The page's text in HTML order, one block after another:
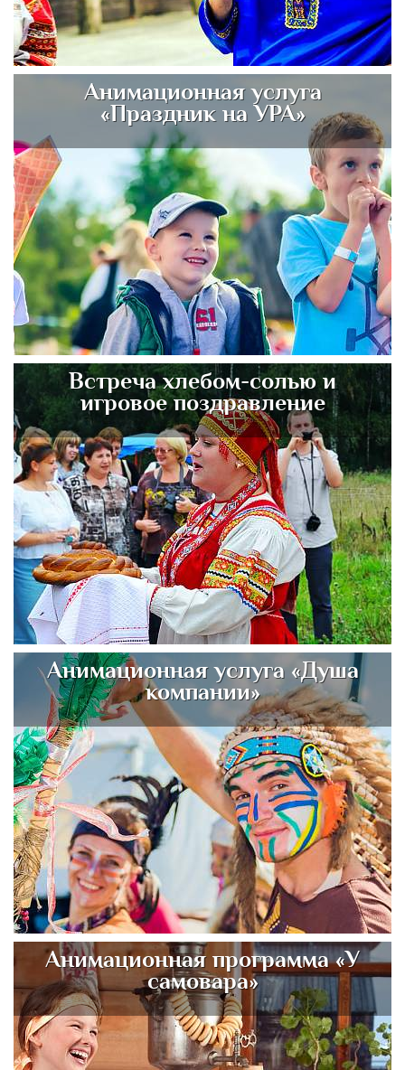
Анимационная услуга
«Праздник на УРА»
Встреча хлебом-солью и
игровое поздравление
Анимационная услуга «Душа
компании»
Анимационная программа «У
самовара»